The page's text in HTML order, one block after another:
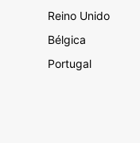
Reino Unido
Bélgica
Portugal